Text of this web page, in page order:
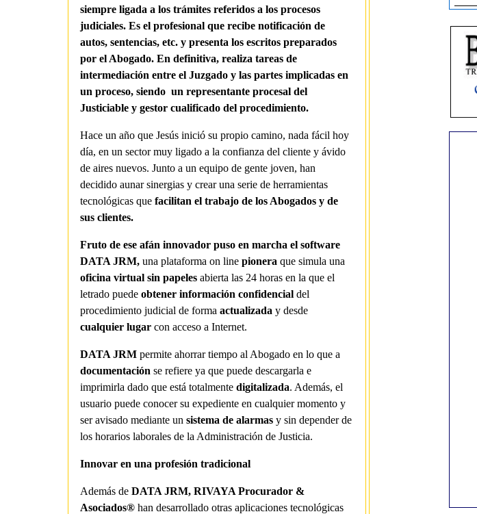
siempre ligada a los trámites referidos a los procesos
judiciales. Es el profesional que recibe notificación de
autos, sentencias, etc. y presenta los escritos preparados
por el Abogado. En definitiva, realiza tareas de
intermediación entre el Juzgado y las partes implicadas en
un proceso, siendo un representante procesal del
Justiciable y gestor cualificado del procedimiento.
Hace un año que Jesús inició su propio camino, nada fácil hoy
día, en un sector muy ligado a la confianza del cliente y ávido
de aires nuevos. Junto a un equipo de gente joven, han
decidido aunar sinergias y crear una serie de herramientas
tecnológicas que facilitan el trabajo de los Abogados y de
sus clientes.
Fruto de ese afán innovador puso en marcha el software
DATA JRM, una plataforma on line pionera que simula una
oficina virtual sin papelesabierta las 24 horas en la que el
letrado puede obtener información confidencialdel
procedimiento judicial de forma actualizada y desde
cualquier lugarcon acceso a Internet.
DATA JRM permite ahorrar tiempo al Abogado en lo que a
documentación se refiere ya que puede descargarla e
imprimirla dado que está totalmente digitalizada. Además, el
usuario puede conocer su expediente en cualquier momento y
ser avisado mediante un sistema de alarmasy sin depender de
los horarios laborales de la Administración de Justicia.
Innovar en una profesión tradicional
Además de DATA JRM, RIVAYA Procurador &
Asociados®han desarrollado otras aplicaciones tecnológicas